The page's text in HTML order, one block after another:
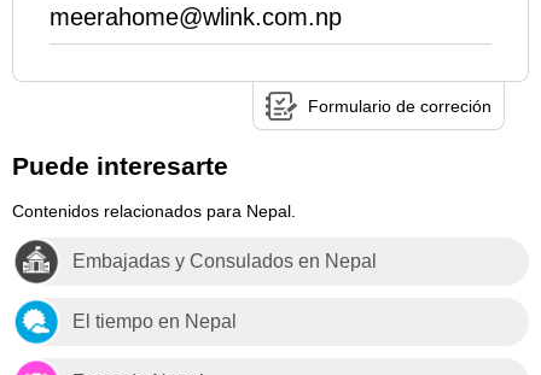
meerahome@wlink.com.np
Formulario de correción
Puede interesarte
Contenidos relacionados para Nepal.
Embajadas y Consulados en Nepal
El tiempo en Nepal